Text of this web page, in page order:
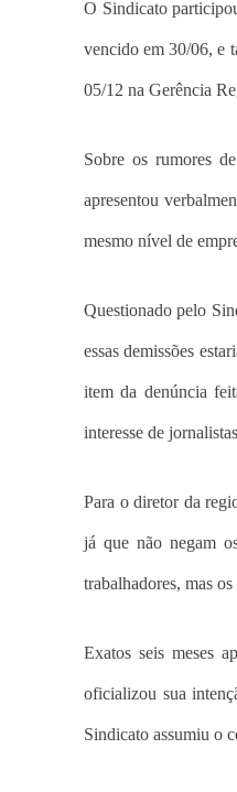
O Sindicato
vencido em 30/06, e
05/12 na Gerência
Sobre os rumores
apresentou
mesmo nível de
Questionado pelo
essas demissões
item da denúncia
interesse de
Para o diretor da
já que não negam
trabalhadores, mas
Exatos seis meses
oficializou sua
Sindicato assumiu o